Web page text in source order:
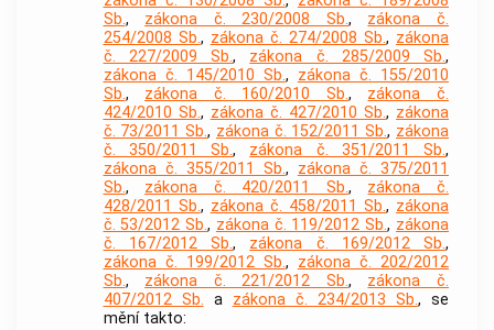
Sb., zákona č. 230/2008 Sb., zákona č.
254/2008 Sb., zákona č. 274/2008 Sb., zákona
č. 227/2009 Sb., zákona č. 285/2009 Sb.,
zákona č. 145/2010 Sb., zákona č. 155/2010
Sb., zákona č. 160/2010 Sb., zákona č.
424/2010 Sb., zákona č. 427/2010 Sb., zákona
č. 73/2011 Sb., zákona č. 152/2011 Sb., zákona
č. 350/2011 Sb., zákona č. 351/2011 Sb.,
zákona č. 355/2011 Sb., zákona č. 375/2011
Sb., zákona č. 420/2011 Sb., zákona č.
428/2011 Sb., zákona č. 458/2011 Sb., zákona
č. 53/2012 Sb., zákona č. 119/2012 Sb., zákona
č. 167/2012 Sb., zákona č. 169/2012 Sb.,
zákona č. 199/2012 Sb., zákona č. 202/2012
Sb., zákona č. 221/2012 Sb., zákona č.
407/2012 Sb. a zákona č. 234/2013 Sb., se
mění takto: